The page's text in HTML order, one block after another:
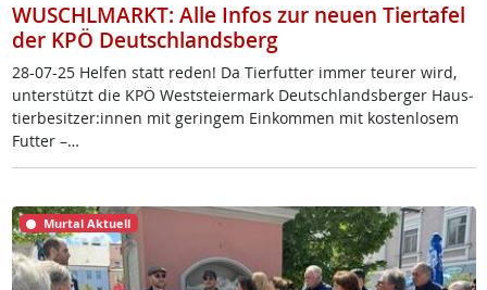
WUSCHLMARKT: Alle Infos zur neuen Tiertafel
der KPÖ Deutschlandsberg
28-07-25 Hel­fen statt re­den! Da Tier­fut­ter im­mer teu­rer wird,
un­ter­stützt die KPÖ West­s­tei­er­mark Deut­sch­lands­ber­ger Haus­
tier­be­sit­zer:in­nen mit ge­rin­gem Ein­kom­men mit kos­ten­lo­sem
Fut­ter –…
Murtal Aktuell